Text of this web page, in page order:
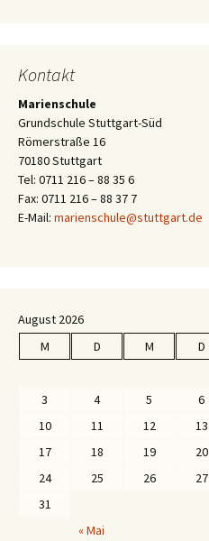
Kontakt
Marienschule
Grundschule Stuttgart-Süd
Römerstraße 16
70180 Stuttgart
Tel: 0711 216 – 88 35 6
Fax: 0711 216 – 88 37 7
E-Mail: marienschule@stuttgart.de
August 2026
M
D M D
3
4 5 6
10
11 12 13
17
18 19 20
24
25 26 27
31
« Mai